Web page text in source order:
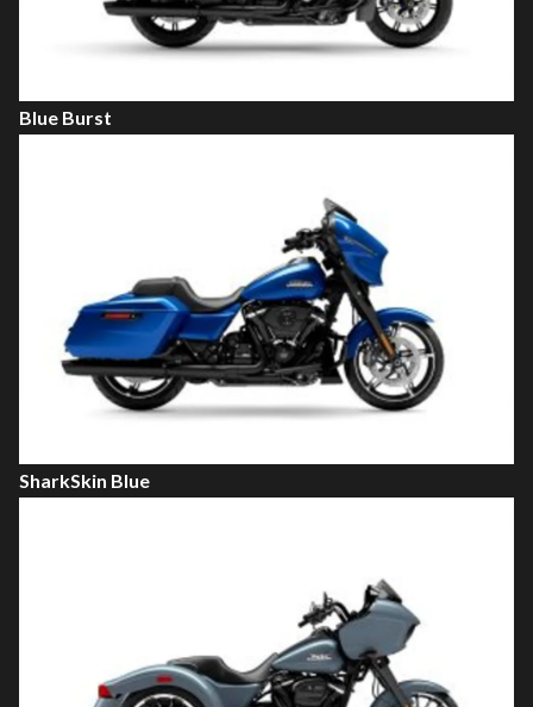
Blue Burst
SharkSkin Blue